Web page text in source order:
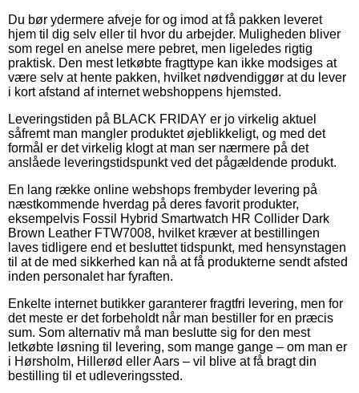
Du bør ydermere afveje for og imod at få pakken leveret
hjem til dig selv eller til hvor du arbejder. Muligheden bliver
som regel en anelse mere pebret, men ligeledes rigtig
praktisk. Den mest letkøbte fragttype kan ikke modsiges at
være selv at hente pakken, hvilket nødvendiggør at du lever
i kort afstand af internet webshoppens hjemsted.
Leveringstiden på BLACK FRIDAY er jo virkelig aktuel
såfremt man mangler produktet øjeblikkeligt, og med det
formål er det virkelig klogt at man ser nærmere på det
anslåede leveringstidspunkt ved det pågældende produkt.
En lang række online webshops frembyder levering på
næstkommende hverdag på deres favorit produkter,
eksempelvis Fossil Hybrid Smartwatch HR Collider Dark
Brown Leather FTW7008, hvilket kræver at bestillingen
laves tidligere end et besluttet tidspunkt, med hensynstagen
til at de med sikkerhed kan nå at få produkterne sendt afsted
inden personalet har fyraften.
Enkelte internet butikker garanterer fragtfri levering, men for
det meste er det forbeholdt når man bestiller for en præcis
sum. Som alternativ må man beslutte sig for den mest
letkøbte løsning til levering, som mange gange – om man er
i Hørsholm, Hillerød eller Aars – vil blive at få bragt din
bestilling til et udleveringssted.